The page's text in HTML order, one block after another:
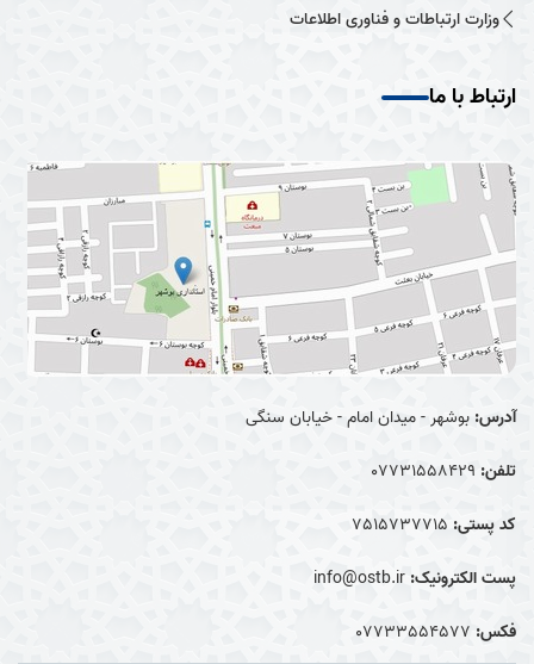
وزارت ارتباطات و فناوری اطلاعات
ارتباط با ما
آدرس: بوشهر - میدان امام - خیابان سنگی
تلفن: 07731558429
کد پستی: 7515737715
پست الکترونیک: info@ostb.ir
فکس: 07733554577